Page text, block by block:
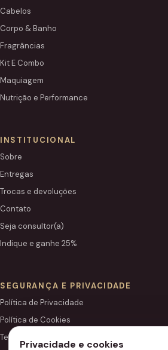
Cabelos
Corpo & Banho
Fragrâncias
Kit E Combo
Maquiagem
Nutrição e Performance
INSTITUCIONAL
Sobre
Entregas
Trocas e devoluções
Contato
Seja consultor(a)
Indique e ganhe 25%
SEGURANÇA E PRIVACIDADE
Política de Privacidade
Política de Cookies
Termos de Uso
Privacidade e cookies